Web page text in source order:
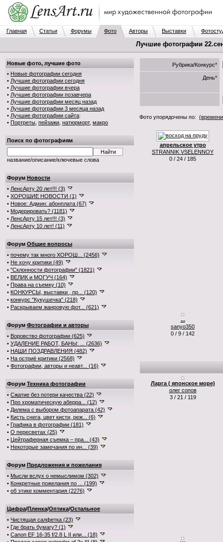
Главная Статьи Форумы Фото Авторы Выставки
Лучшие фотографии
Новые фото, лучшие фото
• Новые фотографии сегодня
• Лучшие фотографии сегодня
• Лучшие фотографии вчера
• Лучшие фотографии позавчера
• Лучшие фотографии месяц назад
• Лучшие фотографии 3 месяца назад
• Лучшие фотографии сайта:
• Портреты пейзажи натюрморт, макро
Поиск по фотографиям
название/описание/ключевые слова
Форум Новости
• ЛенсАрту 20 лет!!! (3)
• ХОРОШИЕ НОВОСТИ (1)
• Новое: Админ: абонплата (67)
• Модерировать? (1181)
• ЛенсАрту 15 лет!!! (3)
• ЛенсАрту 10 лет! (11)
Форум Общие вопросы
• почему так много ХОРОШ... (2456)
• Не хочу критики (49)
• "Склонности фотографии" (1821)
• ВЕЛИК и МОГУЧ (164)
• Права на съемку (10)
• КОНКУРСЫ, выставки , пр... (120)
• конкурс "Кукушечка" (218)
• Раскрываем жанровую фот... (621)
Форум Фотографии и авторы
• Воровство фотографии (625)
• УДАЛЕНИЕ РАБОТ, БАНЫ: ... (2636)
• НАШИ ПОЗДРАВЛЕНИЯ (482)
• На остриё критики (2568)
• Фотографии, авторы и неавт... (16)
Форум Техника фотографии
• Сжатие без потери качества (22)
• Про хроматическую аберра... (12)
• Дилема с выбором фотоапарата (42)
• Кисть снега, цвет кисти, реж... (6)
• Графика в фотографии (181)
• О пересветах (25)
• Цейтраферная съемка – пра... (43)
• Некоторые замечания по ин... (39)
Форум Предложения и пожелания
• Мысли вслух о немыслимом (302)
• Конкретные пожелания по ... (199)
• об этике комментария (2276)
Цифра/Пленка/Оптика/Остальное
• Чистящая салфетка (23)
• Где брать бумагу? (1)
• Canon EF 16-35 f/2.8 L II или... (18)
Рубрика/Конкурс*
День*
Фото упорядочены по: (времени
апрельское утро
STRANNIK VSELENNOY
0 / 24 / 185
...
sanyo350
0 / 9 / 142
Ларга ( японское море)
олег сопов
3 / 21 / 119